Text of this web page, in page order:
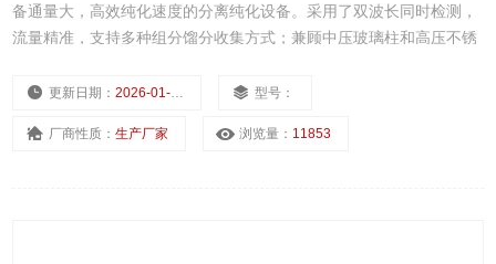
备通量大，高效纯化速度的分离纯化设备。采用了双波长同时检测，
流量精准，支持多种组分馏分收集方式；兼顾中压玻璃柱和高压不锈
蛋白质生物大分子等活性成分的纯化制备。
更新日期：2026-01-14 型号：
厂商性质：生产厂家 浏览量： 11853